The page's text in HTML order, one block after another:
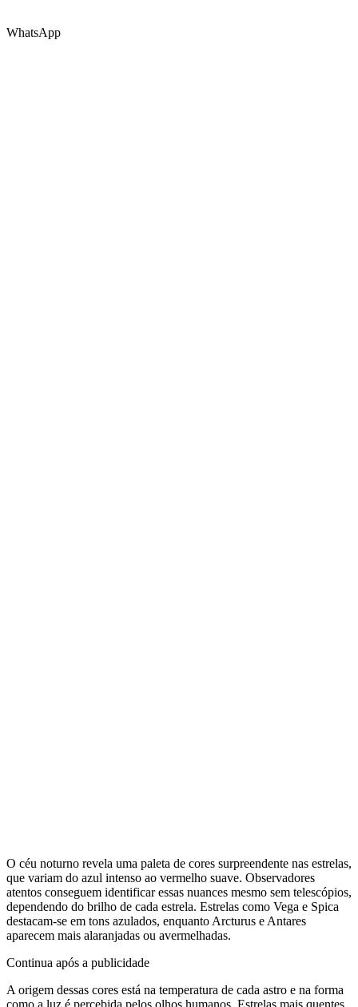
WhatsApp
O céu noturno revela uma paleta de cores surpreendente nas estrelas,
que variam do azul intenso ao vermelho suave. Observadores
atentos conseguem identificar essas nuances mesmo sem telescópios,
dependendo do brilho de cada estrela. Estrelas como Vega e Spica
destacam-se em tons azulados, enquanto Arcturus e Antares
aparecem mais alaranjadas ou avermelhadas.
Continua após a publicidade
A origem dessas cores está na temperatura de cada astro e na forma